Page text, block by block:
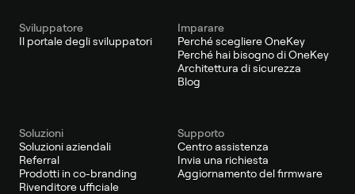
Sviluppatore
Il portale degli sviluppatori
Imparare
Perché scegliere OneKey
Perché hai bisogno di OneKey
Architettura di sicurezza
Blog
Soluzioni
Soluzioni aziendali
Referral
Prodotti in co-branding
Rivenditore ufficiale
Supporto
Centro assistenza
Invia una richiesta
Aggiornamento del firmware